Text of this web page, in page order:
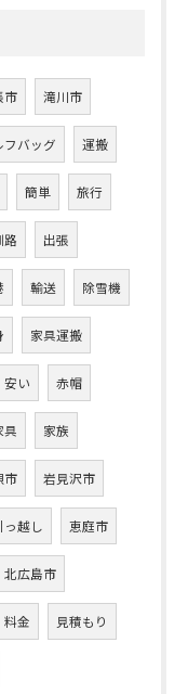
市 滝川市
フバッグ 運搬
簡単 旅行
路 出張
輸送 除雪機
家具運搬
安い 赤帽
具 家族
市 岩見沢市
っ越し 恵庭市
北広島市
料金 見積もり